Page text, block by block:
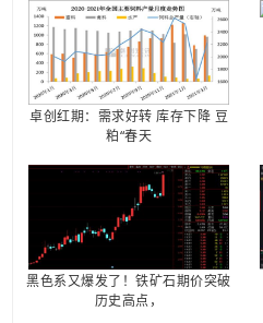
卓创红期：需求好转 库存下降 豆
粕“春天
黑色系又爆发了！铁矿石期价突破
历史高点，